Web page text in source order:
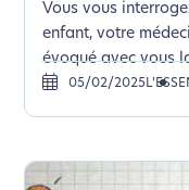
Vous vous
enfant, votre
évoqué avec vous
05/02/2025